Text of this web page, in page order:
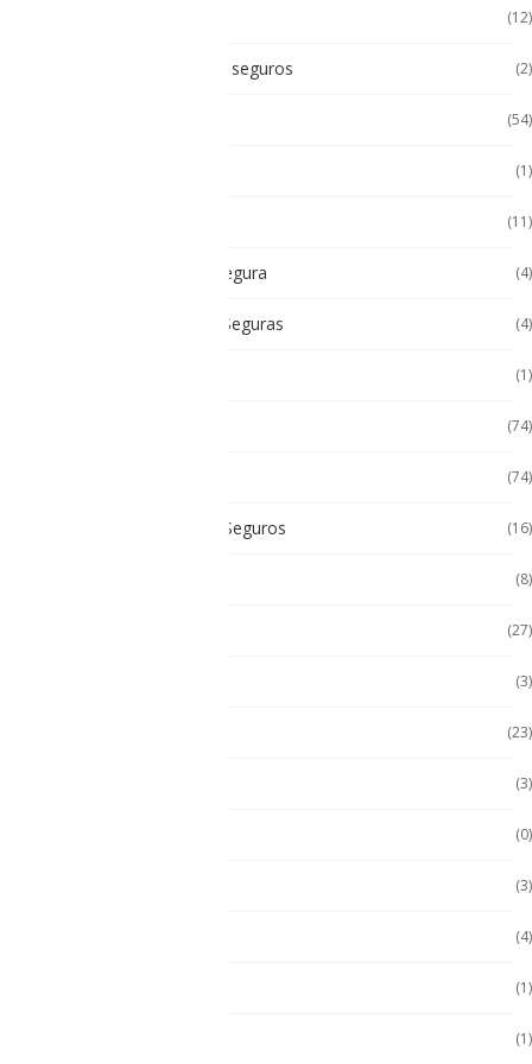
(12)
Accesorios Intrínsicamente seguros (2)
(54)
(1)
(11)
Cámara Intrínsecamente Segura (4)
Cámaras Intrínsecamente Seguras (4)
(1)
(74)
(74)
Celulares Intrínsecamente Seguros (16)
(8)
(27)
(3)
(23)
(3)
(0)
(3)
(4)
(1)
(1)